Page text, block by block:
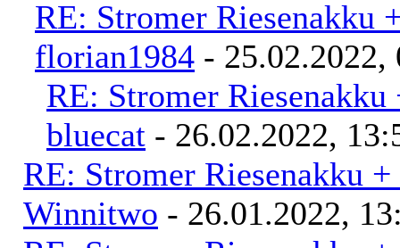
RE: Stromer Riesenakku
florian1984 - 25.02.2022,
RE: Stromer
bluecat - 26.02.2022,
RE: Stromer Riesenakku
Winnitwo - 26.01.2022,